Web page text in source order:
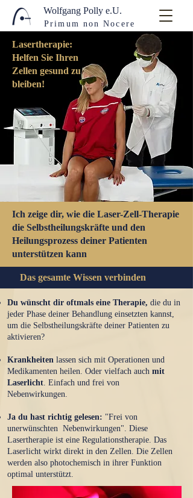
Wolfgang Polly e.U.
Primum non Nocere
Lasertherapie:
Helfen Sie Ihren
Zellen gesund zu
bleiben!
Ich zeige dir, wie die Laser-Zell-Therapie
die Selbstheilungskräfte und den
Heilungsprozess deiner Patienten
unterstützen kann
Das gesamte Wissen verbinden
Du wünscht dir oftmals eine Therapie, die du in
jeder Phase deiner Behandlung einsetzten kannst,
um die Selbstheilungskräfte deiner Patienten zu
aktivieren?
Krankheiten lassen sich mit Operationen und
Medikamenten heilen. Oder vielfach auch mit
Laserlicht. Einfach und frei von
Nebenwirkungen.
Ja du hast richtig gelesen: "Frei von
unerwünschten Nebenwirkungen". Diese
Lasertherapie ist eine Regulationstherapie. Das
Laserlicht wirkt direkt in den Zellen. Die Zellen
werden also photochemisch in ihrer Funktion
optimal unterstützt.